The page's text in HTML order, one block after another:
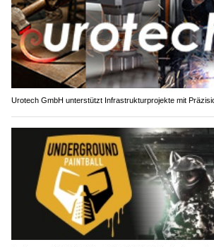
Urotech GmbH unterstützt Infrastrukturprojekte mit